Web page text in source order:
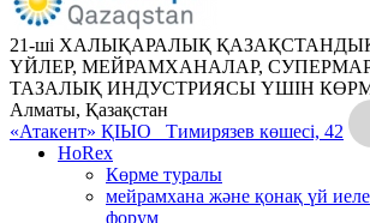
21-ші ХАЛЫҚАРАЛЫҚ
ҮЙЛЕР, МЕЙРАМХАНАЛАР,
ТАЗАЛЫҚ ИНДУСТРИЯСЫ ҮШІН
Алматы, Қазақстан
«Атакент» ҚІЫО Тимирязев көшесі, 42
HoRex
Көрме туралы
мейрамхана және қонақ үй
форум